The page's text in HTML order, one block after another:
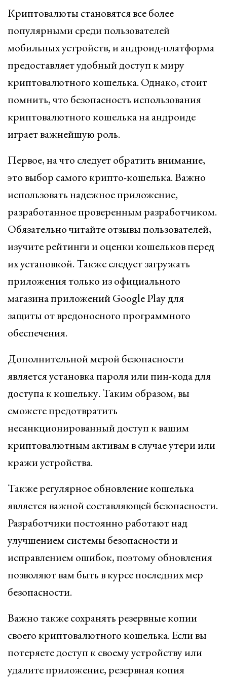
Криптовалюты становятся все более
популярными среди пользователей
мобильных устройств, и андроид-платформа
предоставляет удобный доступ к миру
криптовалютного кошелька. Однако, стоит
помнить, что безопасность использования
криптовалютного кошелька на андроиде
играет важнейшую роль.
Первое, на что следует обратить внимание,
это выбор самого крипто-кошелька. Важно
использовать надежное приложение,
разработанное проверенным разработчиком.
Обязательно читайте отзывы пользователей,
изучите рейтинги и оценки кошельков перед
их установкой. Также следует загружать
приложения только из официального
магазина приложений Google Play для
защиты от вредоносного программного
обеспечения.
Дополнительной мерой безопасности
является установка пароля или пин-кода для
доступа к кошельку. Таким образом, вы
сможете предотвратить
несанкционированный доступ к вашим
криптовалютным активам в случае утери или
кражи устройства.
Также регулярное обновление кошелька
является важной составляющей безопасности.
Разработчики постоянно работают над
улучшением системы безопасности и
исправлением ошибок, поэтому обновления
позволяют вам быть в курсе последних мер
безопасности.
Важно также сохранять резервные копии
своего криптовалютного кошелька. Если вы
потеряете доступ к своему устройству или
удалите приложение, резервная копия